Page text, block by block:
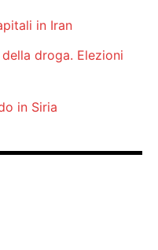
in Iran
droga. Elezioni
in Siria